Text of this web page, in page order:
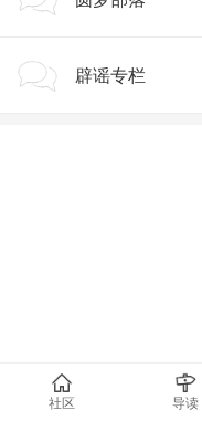
辟谣专栏
社区 导读